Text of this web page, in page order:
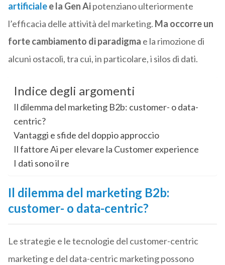
artificialee la Gen Aipotenziano ulteriormente
l’efficacia delle attività del marketing. Ma occorre un
forte cambiamento di paradigma e la rimozione di
alcuni ostacoli, tra cui, in particolare, i silos di dati.
Indice degli argomenti
Il dilemma del marketing B2b: customer- o data-
centric?
Vantaggi e sfide del doppio approccio
Il fattore Ai per elevare la Customer experience
I dati sono il re
Il dilemma del marketing B2b:
customer- o data-centric?
Le strategie e le tecnologie del customer-centric
marketing e del data-centric marketing possono